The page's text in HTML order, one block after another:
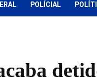
POLÍCIAL